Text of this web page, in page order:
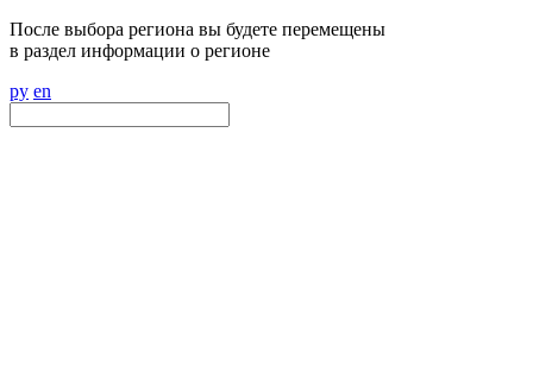
После выбора региона вы будете перемещены
в раздел информации о регионе
ру en